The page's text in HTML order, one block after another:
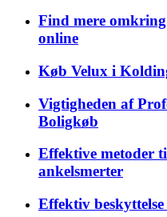
Find mere
online
Køb Velux i
Vigtigheden af
Boligkøb
Effektive metoder
ankelsmerter
Effektiv